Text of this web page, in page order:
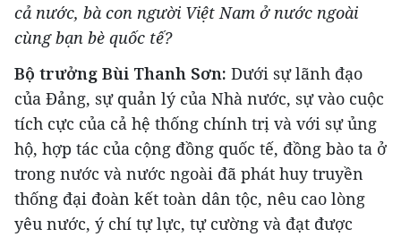
cả nước, bà con người Việt Nam ở nước ngoài
cùng bạn bè quốc tế?
Bộ trưởng Bùi Thanh Sơn: Dưới sự lãnh đạo
của Đảng, sự quản lý của Nhà nước, sự vào cuộc
tích cực của cả hệ thống chính trị và với sự ủng
hộ, hợp tác của cộng đồng quốc tế, đồng bào ta ở
trong nước và nước ngoài đã phát huy truyền
thống đại đoàn kết toàn dân tộc, nêu cao lòng
yêu nước, ý chí tự lực, tự cường và đạt được